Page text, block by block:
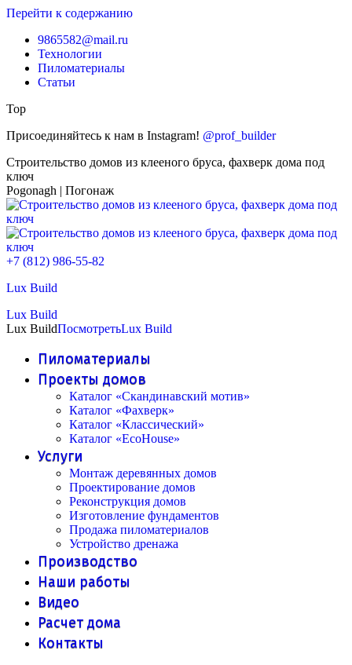
Перейти к содержанию
9865582@mail.ru
Технологии
Пиломатериалы
Статьи
Top
Присоединяйтесь к нам в Instagram! @prof_builder
Строительство домов из клееного бруса, фахверк дома под
ключ
Pogonagh | Погонаж
+7 (812) 986-55-82
Lux Build
Lux Build
Lux BuildПосмотретьLux Build
Пиломатериалы
Проекты домов
Каталог «Скандинавский мотив»
Каталог «Фахверк»
Каталог «Классический»
Каталог «EcoHouse»
Услуги
Монтаж деревянных домов
Проектирование домов
Реконструкция домов
Изготовление фундаментов
Продажа пиломатериалов
Устройство дренажа
Производство
Наши работы
Видео
Расчет дома
Контакты